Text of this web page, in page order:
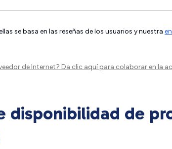
se basa en las reseñas de los usuarios y nuestra
de Internet? Da clic aquípara colaborar en la
disponibilidad de